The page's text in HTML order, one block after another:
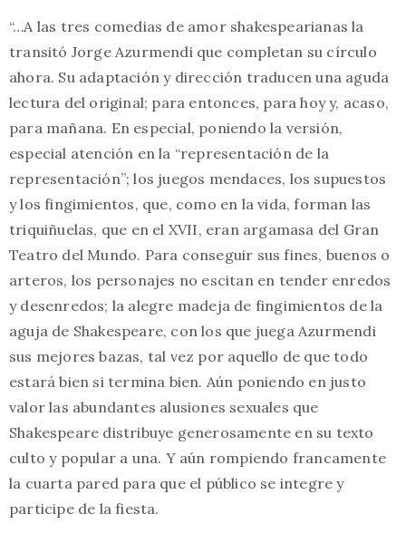
“…A las tres comedias de amor shakespearianas la
transitó Jorge Azurmendi que completan su círculo
ahora. Su adaptación y dirección traducen una aguda
lectura del original; para entonces, para hoy y, acaso,
para mañana. En especial, poniendo la versión,
especial atención en la “representación de la
representación”; los juegos mendaces, los supuestos
y los fingimientos, que, como en la vida, forman las
triquiñuelas, que en el XVII, eran argamasa del Gran
Teatro del Mundo. Para conseguir sus fines, buenos o
arteros, los personajes no escitan en tender enredos
y desenredos; la alegre madeja de fingimientos de la
aguja de Shakespeare, con los que juega Azurmendi
sus mejores bazas, tal vez por aquello de que todo
estará bien si termina bien. Aún poniendo en justo
valor las abundantes alusiones sexuales que
Shakespeare distribuye generosamente en su texto
culto y popular a una. Y aún rompiendo francamente
la cuarta pared para que el público se integre y
participe de la fiesta.